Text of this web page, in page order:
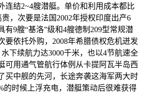
连结2~4艘潜艇。单价和利用成本都比
贵，次要是法国2002年授权印度出产6
有9艘“基洛”级和4艘德制209型常规潜
要依托外购，2008年希腊债权危机迸发
下续航力达3000千米，也以4节航速全
可用通气管航行体例从卡提阿瓦半岛西
买中舰的先河，长途奔袭这海军两大时
的时候上浮充电，潜艇策动后很难获得